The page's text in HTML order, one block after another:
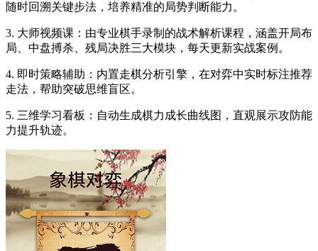
随时回溯关键步法，培养精准的局势判断能力。
3. 大师视频课：由专业棋手录制的战术解析课程，涵盖开局布
局、中盘搏杀、残局决胜三大模块，每天更新实战案例。
4. 即时策略辅助：内置走棋分析引擎，在对弈中实时标注推荐
走法，帮助突破思维盲区。
5. 三维学习看板：自动生成棋力成长曲线图，直观展示攻防能
力提升轨迹。